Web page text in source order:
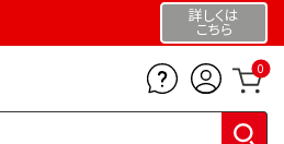
詳しくは
こちら
0